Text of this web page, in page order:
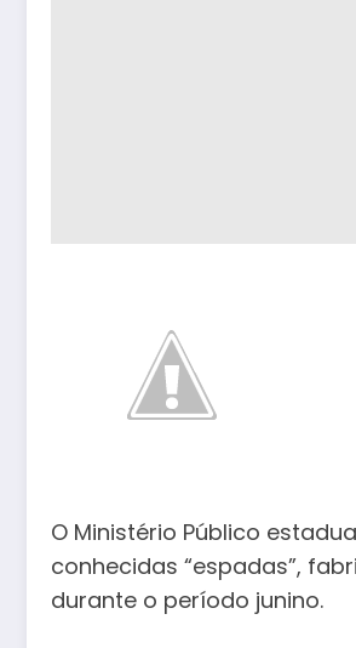
O Ministério Público
conhecidas “espadas”,
durante o período junino.